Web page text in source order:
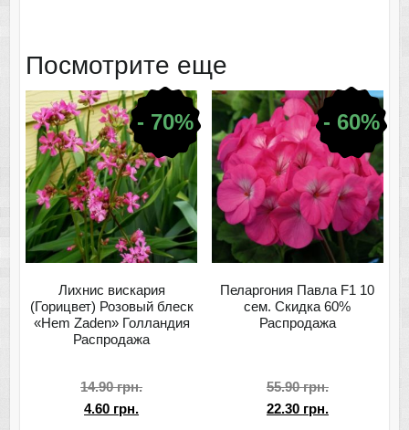
Посмотрите еще
- 70%
Лихнис вискария
(Горицвет) Розовый блеск
«Hem Zaden» Голландия
Распродажа
14.90грн.
4.60 грн.
- 60%
Пеларгония Павла F1 10
сем. Скидка 60%
Распродажа
55.90грн.
22.30 грн.